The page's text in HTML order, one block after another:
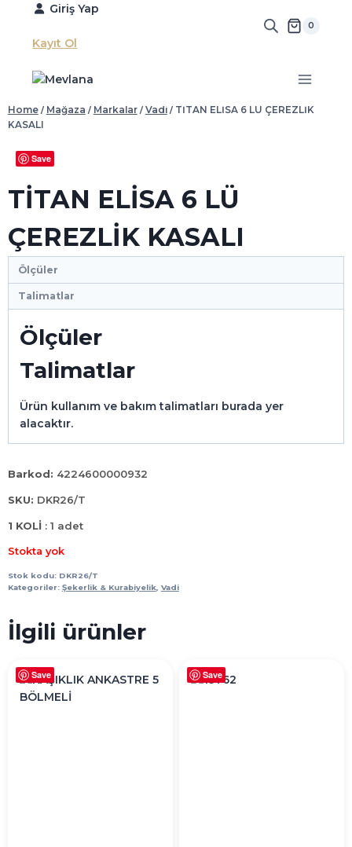
content
Giriş Yap
Kayıt Ol
0
Home / Mağaza / Markalar / Vadi / TİTAN ELİSA 6 LÜ ÇEREZLİK
KASALI
Save
TİTAN ELİSA 6 LÜ
ÇEREZLİK KASALI
Ölçüler
Talimatlar
Ölçüler
Talimatlar
Ürün kullanım ve bakım talimatları burada yer
alacaktır.
Barkod: 4224600000932
SKU: DKR26/T
1 KOLİ : 1 adet
Stokta yok
Stok kodu: DKR26/T
Kategoriler: Şekerlik & Kurabiyelik, Vadi
İlgili ürünler
Save Save